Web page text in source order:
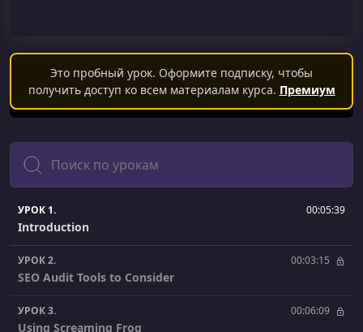
Это пробный урок. Оформите подписку, чтобы
получить доступ ко всем материалам курса. Премиум
Поиск
УРОК 1. 00:05:39
Introduction
УРОК 2. 00:03:15
SEO Audit Tools to Consider
УРОК 3. 00:06:09
Using Screaming Frog